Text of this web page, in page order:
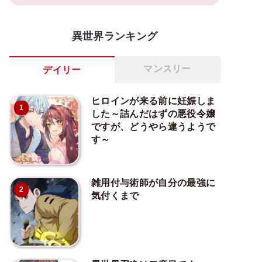
異世界ランキング
デイリー マンスリー
1
ヒロインが来る前に妊娠しま
した～詰んだはずの悪役令嬢
ですが、どうやら違うようで
す～
2
雑用付与術師が自分の最強に
気付くまで